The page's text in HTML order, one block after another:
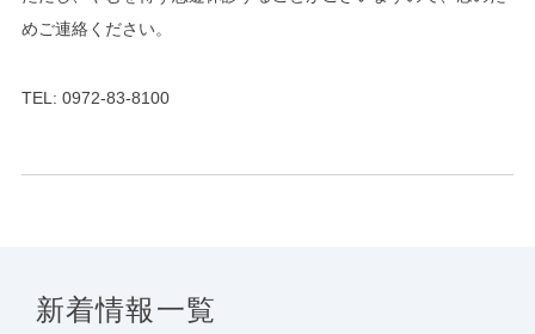
めご連絡ください。
TEL: 0972-83-8100
新着情報一覧